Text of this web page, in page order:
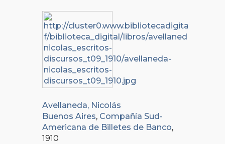
Avellaneda, Nicolás
Buenos Aires, Compañía Sud-
Americana de Billetes de Banco,
1910